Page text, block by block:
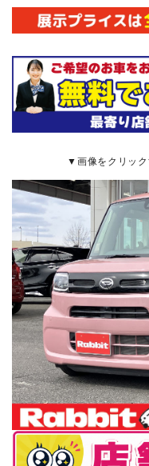
▼画像をクリッ